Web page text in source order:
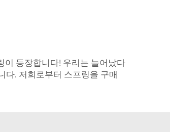
이 등장합니다! 우리는 늘어났다
다. 저희로부터 스프링을 구매